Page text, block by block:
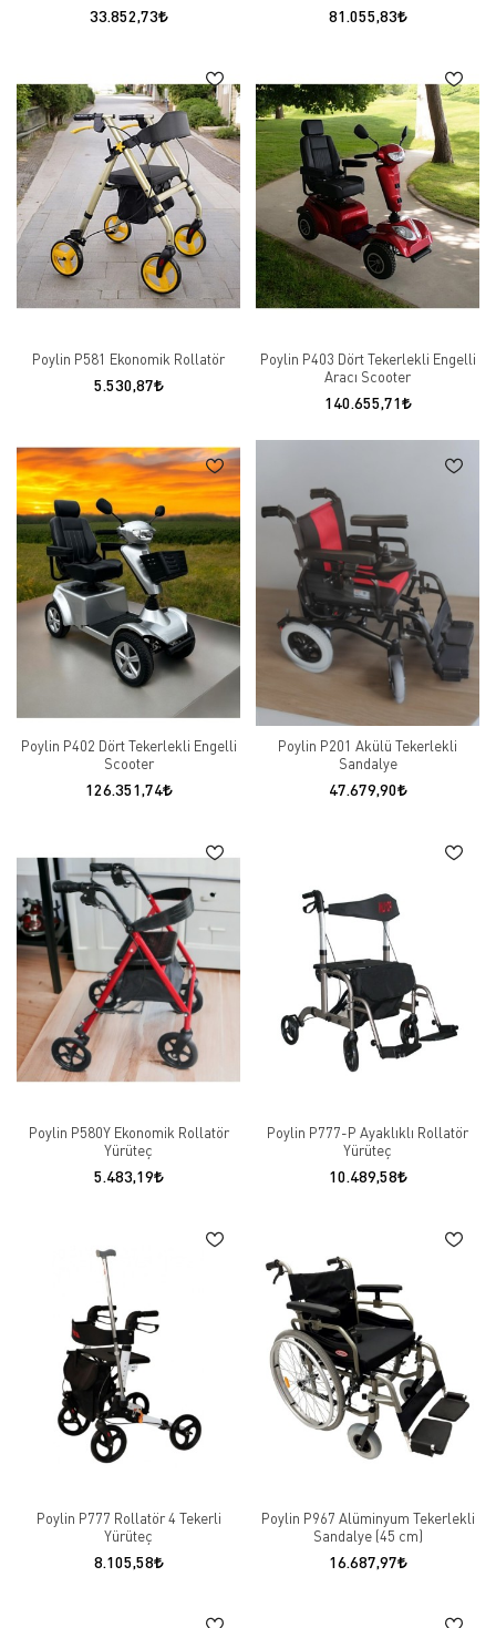
33.852,73 81.055,83
Poylin P581 Ekonomik Rollatör
5.530,87
Poylin P403 Dört Tekerlekli Engelli
Aracı Scooter
140.655,71
Poylin P402 Dört Tekerlekli Engelli
Scooter
126.351,74
Poylin P201 Akülü Tekerlekli
Sandalye
47.679,90
Poylin P580Y Ekonomik Rollatör
Yürüteç
5.483,19
Poylin P777-P Ayaklıklı Rollatör
Yürüteç
10.489,58
Poylin P777 Rollatör 4 Tekerli
Yürüteç
8.105,58
Poylin P967 Alüminyum Tekerlekli
Sandalye (45 cm)
16.687,97